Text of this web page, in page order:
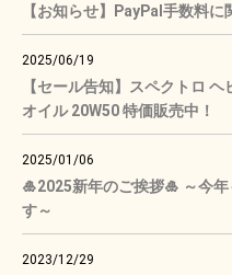
【お知らせ】PayPal手数料
2025/06/19
【セール告知】スペクトロ
オイル 20W50 特価販売中！
2025/01/06
🎍2025新年のご挨拶🎍 ～今
す～
2023/12/29